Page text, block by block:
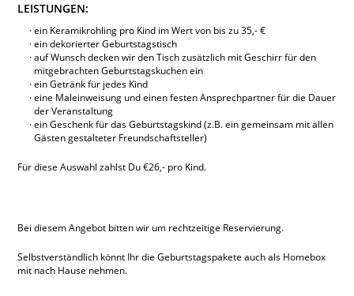
LEISTUNGEN:
ein Keramikrohling pro Kind im Wert von bis zu 35,- €
ein dekorierter Geburtstagstisch
auf Wunsch decken wir den Tisch zusätzlich mit Geschirr für den
mitgebrachten Geburtstagskuchen ein
ein Getränk für jedes Kind
eine Maleinweisung und einen festen Ansprechpartner für die Dauer
der Veranstaltung
ein Geschenk für das Geburtstagskind (z.B. ein gemeinsam mit allen
Gästen gestalteter Freundschaftsteller)
Für diese Auswahl zahlst Du €26,- pro Kind.
Bei diesem Angebot bitten wir um rechtzeitige Reservierung.
Selbstverständlich könnt Ihr die Geburtstagspakete auch als Homebox
mit nach Hause nehmen.